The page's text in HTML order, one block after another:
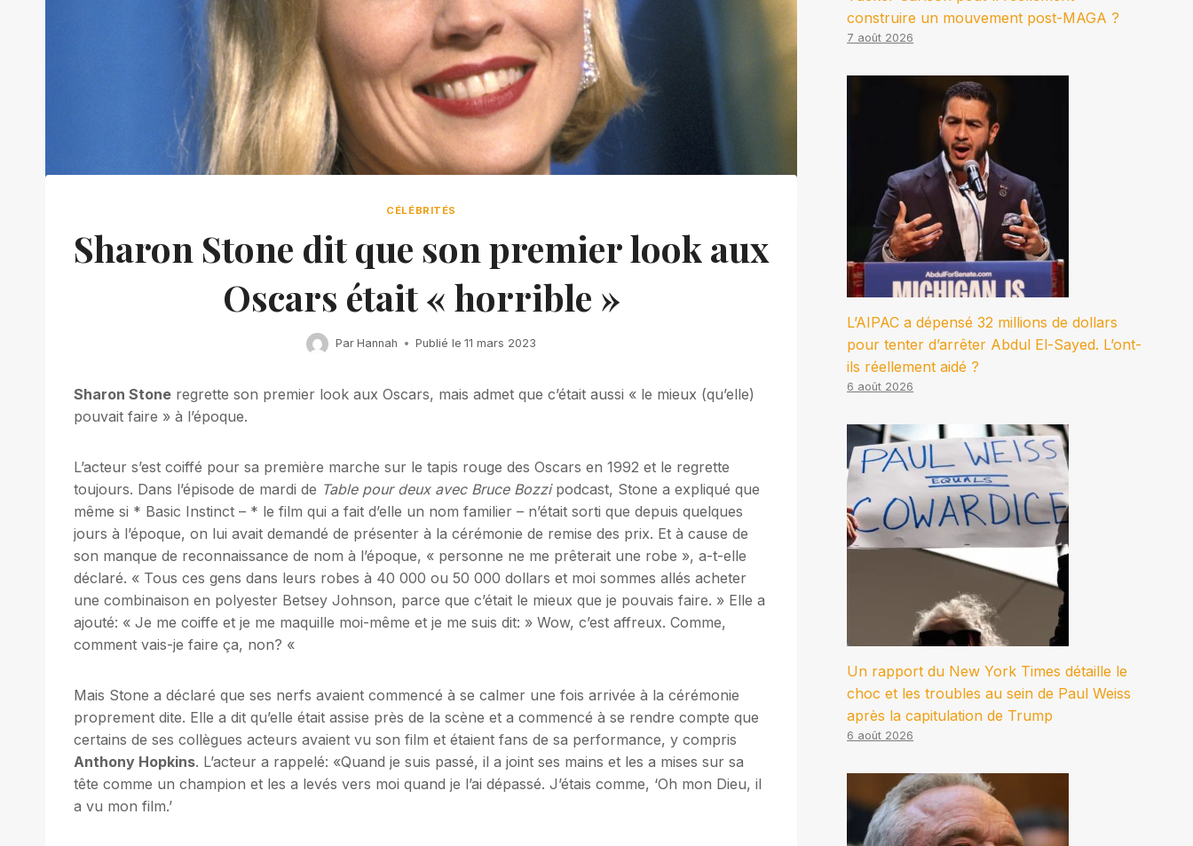
CÉLÉBRITÉS
Sharon Stone dit que son premier look aux
Oscars était « horrible »
Par Hannah Publié le 11 mars 2023
Sharon Stone regrette son premier look aux Oscars, mais admet que c’était aussi « le mieux (qu’elle)
pouvait faire » à l’époque.
L’acteur s’est coiffé pour sa première marche sur le tapis rouge des Oscars en 1992 et le regrette
toujours. Dans l’épisode de mardi de Table pour deux avec Bruce Bozzipodcast, Stone a expliqué que
même si * Basic Instinct – * le film qui a fait d’elle un nom familier – n’était sorti que depuis quelques
jours à l’époque, on lui avait demandé de présenter à la cérémonie de remise des prix. Et à cause de
son manque de reconnaissance de nom à l’époque, « personne ne me prêterait une robe », a-t-elle
déclaré. « Tous ces gens dans leurs robes à 40 000 ou 50 000 dollars et moi sommes allés acheter
une combinaison en polyester Betsey Johnson, parce que c’était le mieux que je pouvais faire. » Elle a
ajouté: « Je me coiffe et je me maquille moi-même et je me suis dit: » Wow, c’est affreux. Comme,
comment vais-je faire ça, non? «
Mais Stone a déclaré que ses nerfs avaient commencé à se calmer une fois arrivée à la cérémonie
proprement dite. Elle a dit qu’elle était assise près de la scène et a commencé à se rendre compte que
certains de ses collègues acteurs avaient vu son film et étaient fans de sa performance, y compris
Anthony Hopkins. L’acteur a rappelé: «Quand je suis passé, il a joint ses mains et les a mises sur sa
tête comme un champion et les a levés vers moi quand je l’ai dépassé. J’étais comme, ‘Oh mon Dieu, il
a vu mon film.’
construire un mouvement post-MAGA ?
7 août 2026
L’AIPAC a dépensé 32 millions de dollars
pour tenter d’arrêter Abdul El-Sayed. L’ont-
ils réellement aidé ?
6 août 2026
Un rapport du New York Times détaille le
choc et les troubles au sein de Paul Weiss
après la capitulation de Trump
6 août 2026